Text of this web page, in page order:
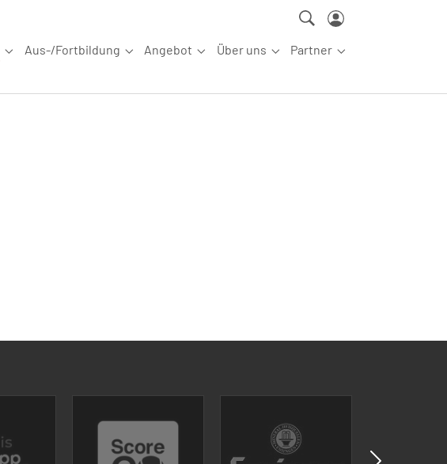
Submenu for "Wettkampfsport"
Aus-/Fortbildung
Submenu for "Aus-/Fortbildung"
Angebot
Submenu for "Angebot"
Über uns
Submenu for "Über uns"
Partner
Submenu for